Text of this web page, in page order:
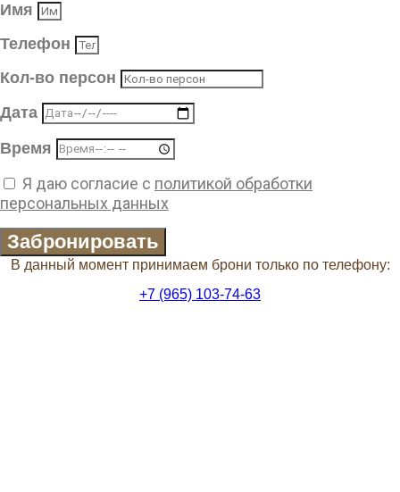
Имя
Телефон
Кол-во персон
Дата
Время
Я даю согласие с политикой обработки
персональных данных
Забронировать
В данный момент принимаем брони только по телефону:
+7 (965) 103-74-63